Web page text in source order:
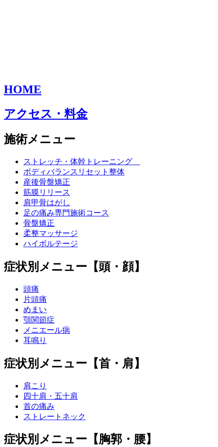
HOME
アクセス・料金
施術メニュー
ストレッチ・体幹トレーニング
ボディバランスリセット整体
産後骨盤矯正
筋膜リリース
肩甲骨はがし
足の痛み専門施術コース
骨盤矯正
柔整マッサージ
ハイボルテージ
症状別メニュー【頭・顔】
頭痛
片頭痛
めまい
顎関節症
メニエール病
耳鳴り
症状別メニュー【首・肩】
肩こり
四十肩・五十肩
首の痛み
ストレートネック
症状別メニュー【胸郭・腰】